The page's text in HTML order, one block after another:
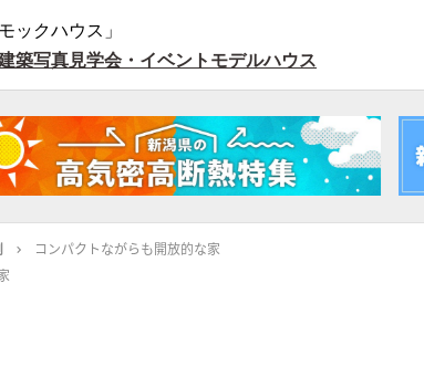
ックハウス」
築写真見学会・イベント モデルハウス
コンパクトながらも開放的な家